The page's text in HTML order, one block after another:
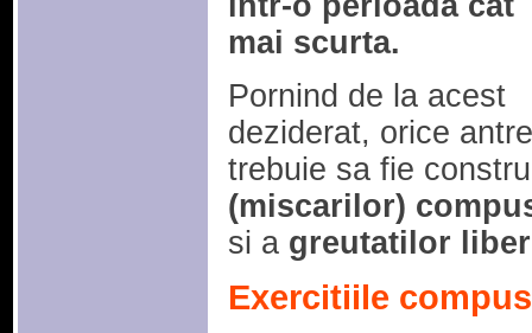
mai scurta.
Pornind de la acest
deziderat, orice
trebuie sa fie
(miscarilor)
si a greutatilor
Exercitiile